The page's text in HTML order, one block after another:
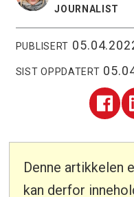
JOURNALIST
PUBLISERT
SIST OPPDATERT
Denne artikkelen
kan derfor